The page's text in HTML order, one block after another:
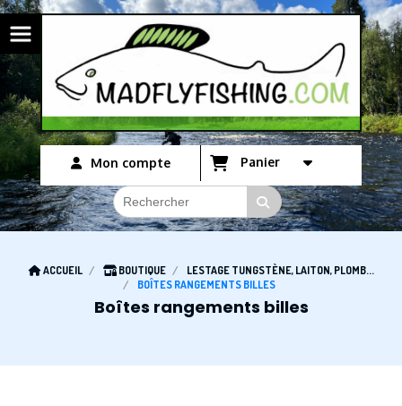
Mon compte Panier
ACCUEIL BOUTIQUE
LESTAGE TUNGSTÈNE, LAITON, PLOMB...
BOÎTES RANGEMENTS BILLES
Boîtes rangements billes
Panneau de gestion des cookies